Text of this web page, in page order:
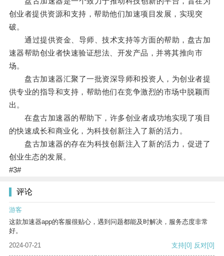
创业者提供资源和支持，帮助他们加速项目发展，实现突
破。
通过提供资金、导师、技术支持等方面的帮助，盘古加
速器帮助创业者快速验证想法、开发产品，并将其推向市
场。
盘古加速器汇聚了一批资深导师和投资人，为创业者提
供专业的指导和支持，帮助他们在竞争激烈的市场中脱颖而
出。
在盘古加速器的帮助下，许多创业者成功地实现了项目
的快速成长和商业化，为科技创新注入了新的活力。
盘古加速器的存在为科技创新注入了新的活力，促进了
创业生态的发展。
#3#
评论
游客
这款加速器app的客服很贴心，遇到问题都能及时解决，服务态度非常
好。
2024-07-21
支持[0] 反对[0]